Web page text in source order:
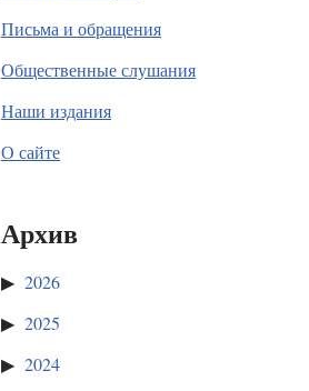
Письма и обращения
Общественные слушания
Наши издания
О сайте
Архив
2026
2025
2024